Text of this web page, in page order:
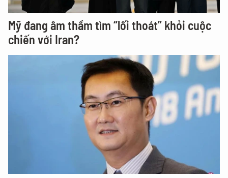
Mỹ đang âm thầm tìm “lối thoát” khỏi cuộc
chiến với Iran?